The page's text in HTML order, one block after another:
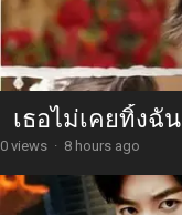
เธอไม่เคยทิ้งฉัน
0 views · 8 hours ago